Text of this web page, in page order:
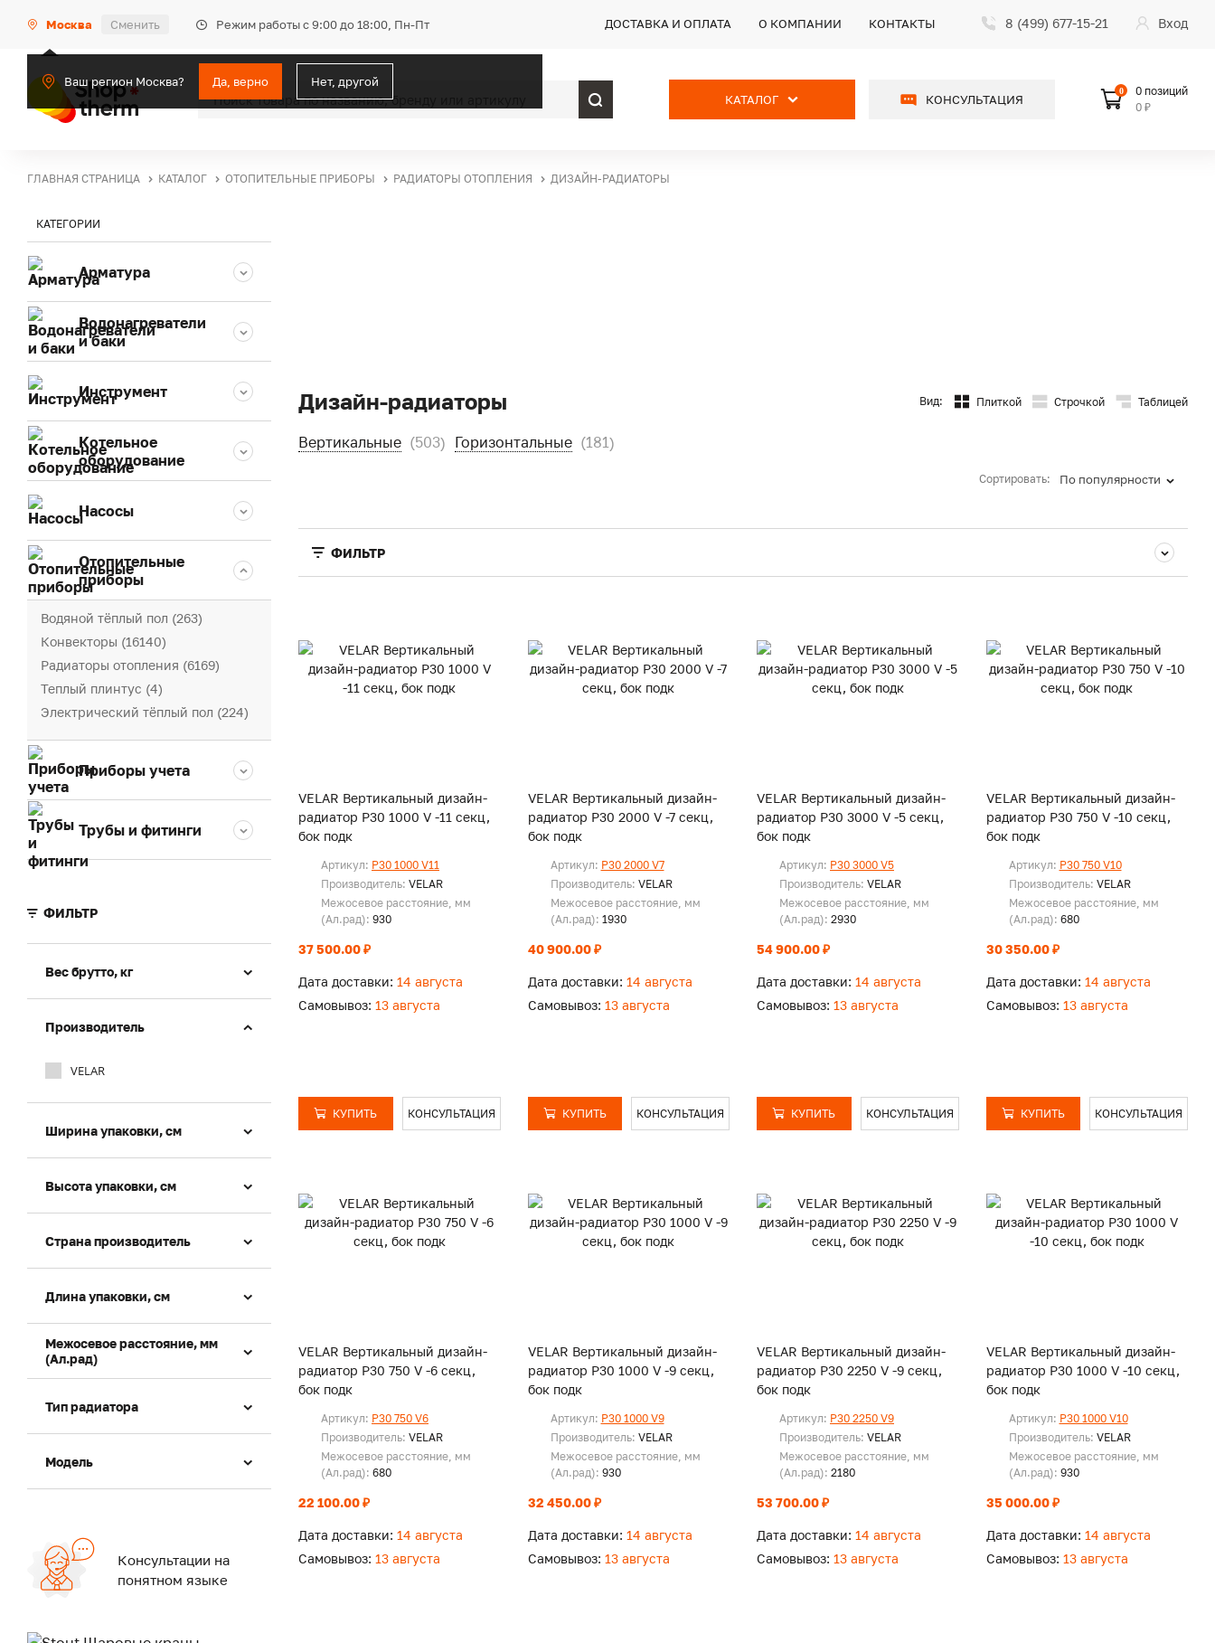
Москва Сменить Режим работы с 9:00 до 18:00, Пн-Пт
Ваш регион Москва? Да, верно Нет, другой
ДОСТАВКА И ОПЛАТА О КОМПАНИИ КОНТАКТЫ 8 (499) 677-15-21 Вход
КАТАЛОГ КОНСУЛЬТАЦИЯ
0
0 позиций
0 ₽
ГЛАВНАЯ СТРАНИЦА КАТАЛОГ ОТОПИТЕЛЬНЫЕ ПРИБОРЫ РАДИАТОРЫ ОТОПЛЕНИЯ ДИЗАЙН-РАДИАТОРЫ
КАТЕГОРИИ
Арматура
Водонагреватели
и баки
Инструмент
Котельное
оборудование
Насосы
Отопительные
приборы
Водяной тёплый пол (263)
Конвекторы (16140)
Радиаторы отопления (6169)
Теплый плинтус (4)
Электрический тёплый пол (224)
Приборы учета
Трубы и фитинги
ФИЛЬТР
Вес брутто, кг
Производитель
VELAR
Ширина упаковки, см
Высота упаковки, см
Страна производитель
Длина упаковки, см
Межосевое расстояние, мм
(Ал.рад)
Тип радиатора
Модель
Консультации на
понятном языке
Дизайн-радиаторы Вид: Плиткой Строчкой Таблицей
Вертикальные (503) Горизонтальные (181)
Сортировать: По популярности
ФИЛЬТР
VELAR Вертикальный дизайн-
радиатор P30 1000 V -11 секц,
бок подк
Артикул: P30 1000 V11
Производитель: VELAR
Межосевое расстояние, мм
(Ал.рад): 930
37 500.00 ₽
Дата доставки: 14 августа
Самовывоз: 13 августа
КУПИТЬ КОНСУЛЬТАЦИЯ
VELAR Вертикальный дизайн-
радиатор P30 2000 V -7 секц,
бок подк
Артикул: P30 2000 V7
Производитель: VELAR
Межосевое расстояние, мм
(Ал.рад): 1930
40 900.00 ₽
Дата доставки: 14 августа
Самовывоз: 13 августа
КУПИТЬ КОНСУЛЬТАЦИЯ
VELAR Вертикальный дизайн-
радиатор P30 3000 V -5 секц,
бок подк
Артикул: P30 3000 V5
Производитель: VELAR
Межосевое расстояние, мм
(Ал.рад): 2930
54 900.00 ₽
Дата доставки: 14 августа
Самовывоз: 13 августа
КУПИТЬ КОНСУЛЬТАЦИЯ
VELAR Вертикальный дизайн-
радиатор P30 750 V -10 секц,
бок подк
Артикул: P30 750 V10
Производитель: VELAR
Межосевое расстояние, мм
(Ал.рад): 680
30 350.00 ₽
Дата доставки: 14 августа
Самовывоз: 13 августа
КУПИТЬ КОНСУЛЬТАЦИЯ
VELAR Вертикальный дизайн-
радиатор P30 750 V -6 секц,
бок подк
Артикул: P30 750 V6
Производитель: VELAR
Межосевое расстояние, мм
(Ал.рад): 680
22 100.00 ₽
Дата доставки: 14 августа
Самовывоз: 13 августа
VELAR Вертикальный дизайн-
радиатор P30 1000 V -9 секц,
бок подк
Артикул: P30 1000 V9
Производитель: VELAR
Межосевое расстояние, мм
(Ал.рад): 930
32 450.00 ₽
Дата доставки: 14 августа
Самовывоз: 13 августа
VELAR Вертикальный дизайн-
радиатор P30 2250 V -9 секц,
бок подк
Артикул: P30 2250 V9
Производитель: VELAR
Межосевое расстояние, мм
(Ал.рад): 2180
53 700.00 ₽
Дата доставки: 14 августа
Самовывоз: 13 августа
VELAR Вертикальный дизайн-
радиатор P30 1000 V -10 секц,
бок подк
Артикул: P30 1000 V10
Производитель: VELAR
Межосевое расстояние, мм
(Ал.рад): 930
35 000.00 ₽
Дата доставки: 14 августа
Самовывоз: 13 августа